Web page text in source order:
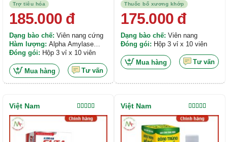
Trợ tiêu hóa
185.000đ
Dạng bào chế: Viên nang cứng
Hàm lượng: Alpha Amylase
100mg, Papain 100mg, FOS
Đóng gói: Hộp 3 vỉ x 10 viên
Mua hàng Tư vấn
Thuốc bổ xương khớp
175.000đ
Dạng bào chế: Viên nang
Đóng gói: Hộp 3 vỉ x 10 viên
Mua hàng Tư vấn
Được xếp
hạng5.00
Việt Nam
Được xếp
hạng5.00
Việt Nam